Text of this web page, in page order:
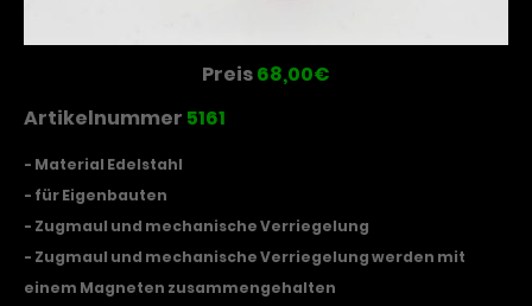
Preis68,00€
Artikelnummer 5161
- Material Edelstahl
- für Eigenbauten
- Zugmaul und mechanische Verriegelung
- Zugmaul und mechanische Verriegelung werden mit
einem Magneten zusammengehalten